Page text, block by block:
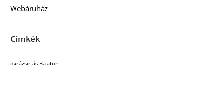
Webáruház
Címkék
darázsirtás Balaton